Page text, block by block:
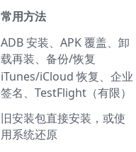
常用方法
ADB 安装、APK 覆盖、卸
载再装、备份/恢复
iTunes/iCloud 恢复、企业
签名、TestFlight（有限）
旧安装包直接安装，或使
用系统还原